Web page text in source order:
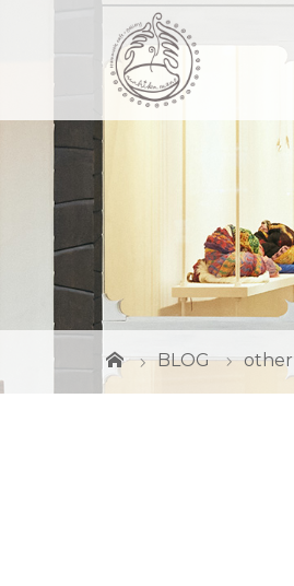
BLOG other